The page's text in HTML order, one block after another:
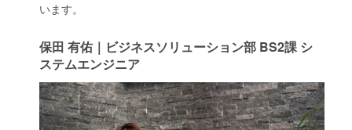
います。
保田 有佑｜ビジネスソリューション部 BS2課 シ
ステムエンジニア